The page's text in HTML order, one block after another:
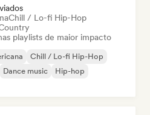
Chill / Lo-fi Hip-Hop
playlists de maior impacto
Chill / Lo-fi Hip-Hop
Dance music
Hip-hop